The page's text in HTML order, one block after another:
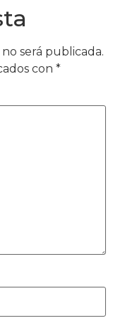
será publicada.
con *